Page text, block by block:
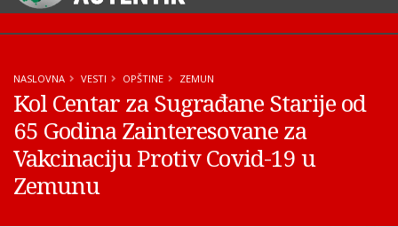
NASLOVNA VESTI OPŠTINE ZEMUN
Kol Centar za Sugrađane Starije od
65 Godina Zainteresovane za
Vakcinaciju Protiv Covid-19 u
Zemunu